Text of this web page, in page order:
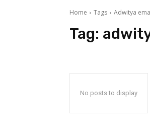
Home Tags Adwitya
Tag:
No posts to display